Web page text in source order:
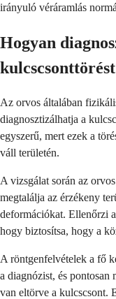
irányuló véráramlás
Hogyan
Az orvos általában
diagnosztizálhatja a
egyszerű, mert ezek a
váll területén.
A vizsgálat során az
megtalálja az érzékeny
deformációkat. Ellenőrzi
hogy biztosítsa, hogy a
A röntgenfelvételek a fő
a diagnózist, és
van eltörve a kulcscsont.